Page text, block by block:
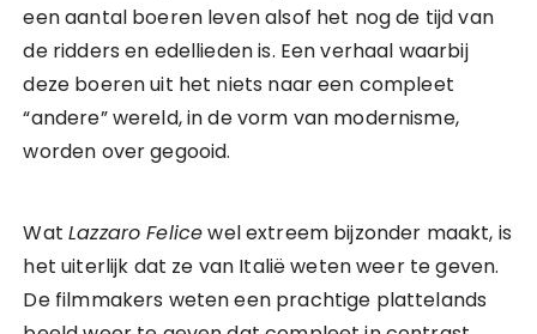
een aantal boeren leven alsof het nog de tijd van
de ridders en edellieden is. Een verhaal waarbij
deze boeren uit het niets naar een compleet
“andere” wereld, in de vorm van modernisme,
worden over gegooid.
WatLazzaro Felicewel extreem bijzonder maakt, is
het uiterlijk dat ze van Italië weten weer te geven.
De filmmakers weten een prachtige plattelands